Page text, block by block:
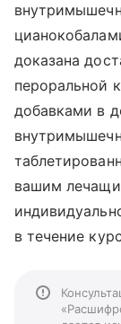
доказана
пероральной
добавками в
вашим
в течение